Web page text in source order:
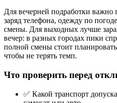
Для вечерней подработки важно
заряд телефона, одежду по
смены. Для выходных лучше
вечер: в разных городах пики
полной смены стоит
чтобы не терять темп.
Что проверить перед
✅ Какой транспорт